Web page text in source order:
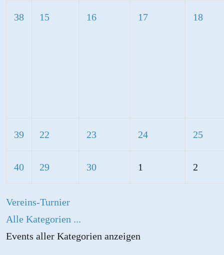
38 15 16 17 18
39 22 23 24 25
40 29 30 1 2
Vereins-Turnier
Alle Kategorien ...
Events aller Kategorien anzeigen